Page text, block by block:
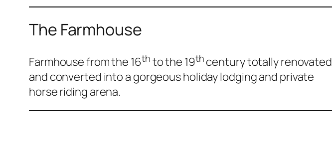
The Farmhouse
Farmhouse from the 16th to the 19th century totally renovated
and converted into a gorgeous holiday lodging and private
horse riding arena.